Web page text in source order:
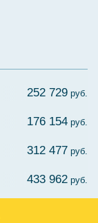
252 729 руб.
176 154 руб.
312 477 руб.
433 962 руб.